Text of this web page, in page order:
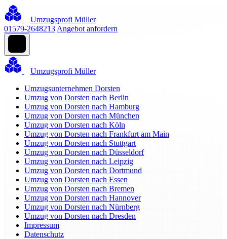
Umzugsprofi Müller
01579-2648213 Angebot anfordern
Umzugsprofi Müller
Umzugsunternehmen Dorsten
Umzug von Dorsten nach Berlin
Umzug von Dorsten nach Hamburg
Umzug von Dorsten nach München
Umzug von Dorsten nach Köln
Umzug von Dorsten nach Frankfurt am Main
Umzug von Dorsten nach Stuttgart
Umzug von Dorsten nach Düsseldorf
Umzug von Dorsten nach Leipzig
Umzug von Dorsten nach Dortmund
Umzug von Dorsten nach Essen
Umzug von Dorsten nach Bremen
Umzug von Dorsten nach Hannover
Umzug von Dorsten nach Nürnberg
Umzug von Dorsten nach Dresden
Impressum
Datenschutz